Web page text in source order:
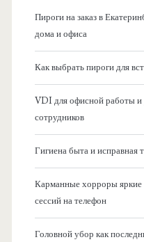
Пироги на заказ в
дома и офиса
Как выбрать пироги для
VDI для офисной работы и
сотрудников
Гигиена быта и исправная
Карманные хорроры
сессий на телефон
Головной убор как